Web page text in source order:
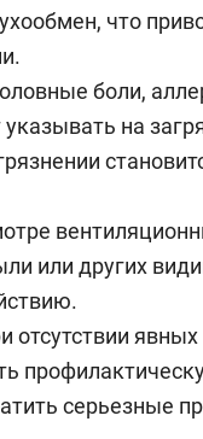
что
боли,
на
или других
отсутствии явных
серьезные